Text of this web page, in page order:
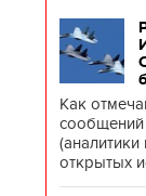
Как
сообщений
открытых